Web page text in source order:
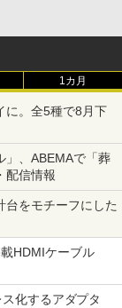
1カ月
に。全5種で8月下
」、ABEMAで「葬
配信情報
台をモチーフにした
HDMIケーブル
化するアダプタ